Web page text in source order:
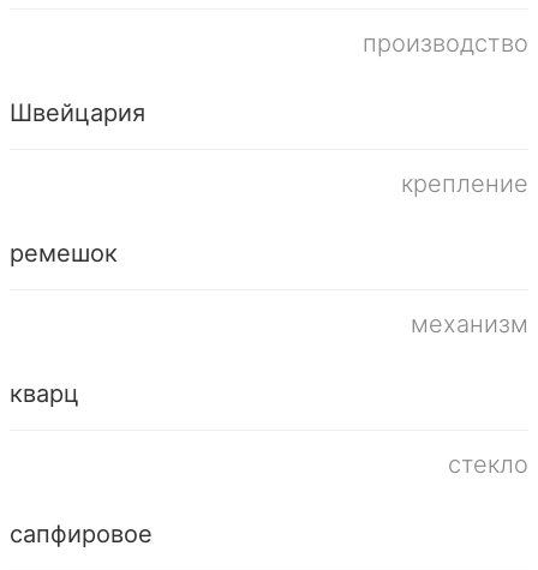
производство
Швейцария
крепление
ремешок
механизм
кварц
стекло
сапфировое